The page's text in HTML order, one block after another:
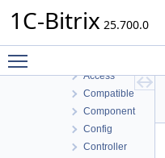
1C-Bitrix 25.700.0
Blog
Access
Compatible
Component
Config
Controller